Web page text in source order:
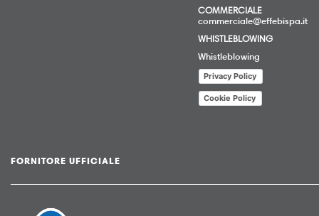
COMMERCIALE
commerciale@effebispa.it
WHISTLEBLOWING
Whistleblowing
Privacy Policy
Cookie Policy
FORNITORE UFFICIALE